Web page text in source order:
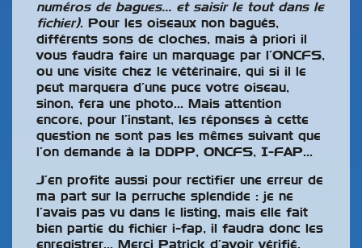
numéros de bagues… et saisir le tout dans le
fichier). Pour les oiseaux non bagués,
différents sons de cloches, mais à priori il
vous faudra faire un marquage par l’ONCFS,
ou une visite chez le vétérinaire, qui si il le
peut marquera d’une puce votre oiseau,
sinon, fera une photo… Mais attention
encore, pour l’instant, les réponses à cette
question ne sont pas les mêmes suivant que
l’on demande à la DDPP, ONCFS, I-FAP…
J’en profite aussi pour rectifier une erreur de
ma part sur la perruche splendide : je ne
l’avais pas vu dans le listing, mais elle fait
bien partie du fichier i-fap, il faudra donc les
enregistrer… Merci Patrick d’avoir vérifié.